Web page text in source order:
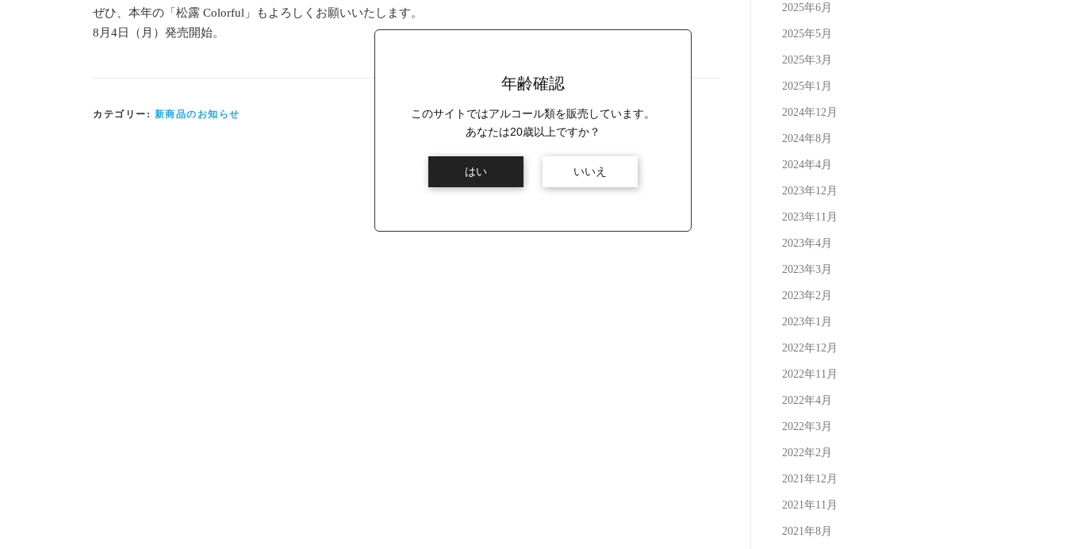
ぜひ、本年の「松露 Colorful」もよろしくお願いいたします。
8月4日（月）発売開始。
カテゴリー: 新商品のお知らせ
2025年6月
2025年5月
2025年3月
2025年1月
2024年12月
2024年8月
2024年4月
2023年12月
2023年11月
2023年4月
2023年3月
2023年2月
2023年1月
2022年12月
2022年11月
2022年4月
2022年3月
2022年2月
2021年12月
2021年11月
2021年8月
年齢確認
このサイトではアルコール類を販売しています。
あなたは20歳以上ですか？
はい いいえ